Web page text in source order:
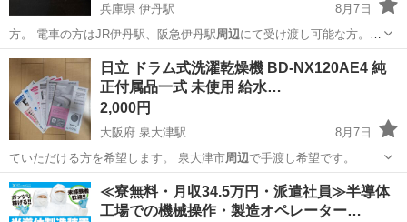
兵庫県 伊丹駅
8月7日
方。 電車の方はJR伊丹駅、阪急伊丹駅周辺 にて受け渡し可能な方。
JR伊丹駅での…
兵庫 伊丹市 伊丹駅 その他 稚魚
日立 ドラム式洗濯乾燥機 BD-NX120AE4 純
正付属品一式 未使用 給水…
2,000円
大阪府 泉大津駅
8月7日
ていただける方を希望します。 泉大津市周辺で手渡し希望です。
大阪 泉大津市 泉大津駅 生活家電
≪寮無料・月収34.5万円・派遣社員≫半導体
工場での機械操作・製造オペレーター…